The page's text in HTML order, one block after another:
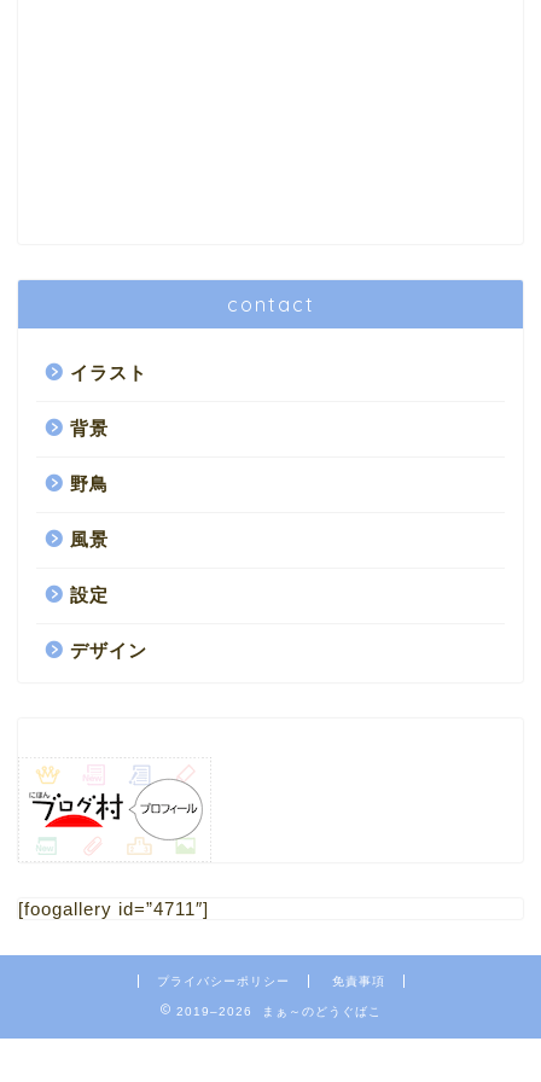
contact
イラスト
背景
野鳥
風景
設定
デザイン
[foogallery id=”4711″]
プライバシーポリシー 免責事項
2019–2026 まぁ～のどうぐばこ
4.フリー素材 写真